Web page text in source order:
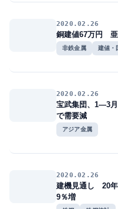
2020.02.26
銅建値67万円 亜
非鉄金属 建値・
2020.02.26
宝武集団、1―3
で需要減
アジア金属
2020.02.26
建機見通し 20
9％増